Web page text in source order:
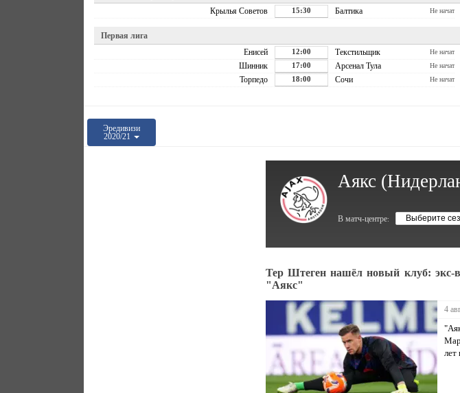
Крылья Советов 15:30 Балтика Не начат
Первая лига
Енисей 12:00 Текстильщик Не начат
Шинник 17:00 Арсенал Тула Не начат
Торпедо 18:00 Сочи Не начат
Эредивизи
2020/21
Аякс
В матч-центре:
Тер Штеген нашёл новый клуб: экс-
"Аякс"
4
лет